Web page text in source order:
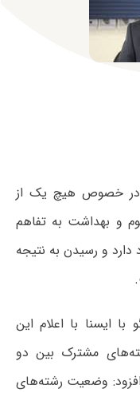
در خصوص هیچ یک از
و بهداشت به تفاهم
و رسیدن به نتیجه
ایسنا با اعلام این
مشترک بین دو
افزود: وضعیت رشته‌های